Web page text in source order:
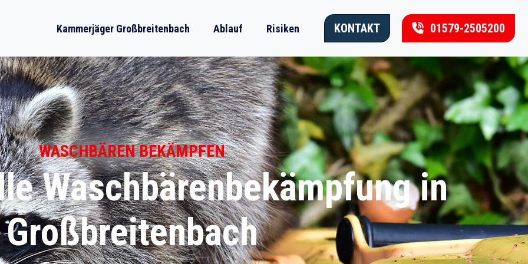
Kammerjäger Großbreitenbach Ablauf Risiken KONTAKT 01579-2505200
WASCHBÄREN BEKÄMPFEN
Waschbärenbekämpfung in
Großbreitenbach